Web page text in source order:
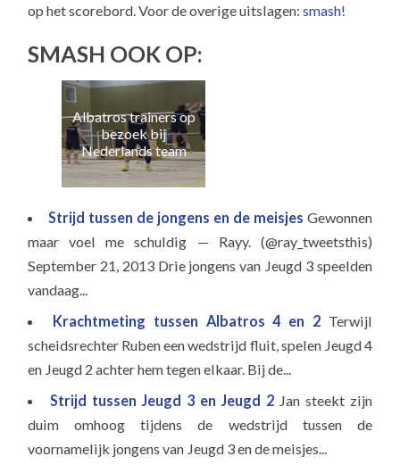
op het scorebord. Voor de overige uitslagen:smash!
SMASH OOK OP:
Albatros trainers op
bezoek bij
Nederlands team
Strijd tussen de jongens en de meisjes Gewonnen
maar voel me schuldig — Rayy. (@ray_tweetsthis)
September 21, 2013 Drie jongens van Jeugd 3 speelden
vandaag...
Krachtmeting tussen Albatros 4 en 2 Terwijl
scheidsrechter Ruben een wedstrijd fluit, spelen Jeugd 4
en Jeugd 2 achter hem tegen elkaar. Bij de...
Strijd tussen Jeugd 3 en Jeugd 2 Jan steekt zijn
duim omhoog tijdens de wedstrijd tussen de
voornamelijk jongens van Jeugd 3 en de meisjes...